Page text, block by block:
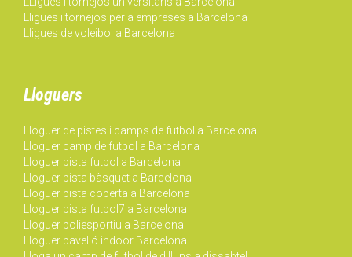
Lligues i tornejos per a empreses a Barcelona
Lligues de voleibol a Barcelona
Lloguers
Lloguer de pistes i camps de futbol a Barcelona
Lloguer camp de futbol a Barcelona
Lloguer pista futbol a Barcelona
Lloguer pista bàsquet a Barcelona
Lloguer pista coberta a Barcelona
Lloguer pista futbol7 a Barcelona
Lloguer poliesportiu a Barcelona
Lloguer pavelló indoor Barcelona